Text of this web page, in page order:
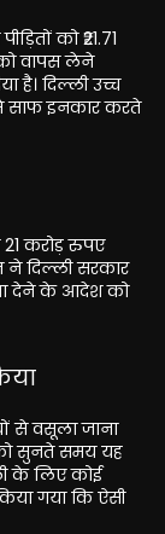
को ₹21.71
वापस लेने
है। दिल्ली उच्च
साफ इनकार करते
21 करोड़ रुपए
दिल्ली सरकार
देने के आदेश को
से वसूला जाना
सुनते समय यह
के लिए कोई
गया कि ऐसी